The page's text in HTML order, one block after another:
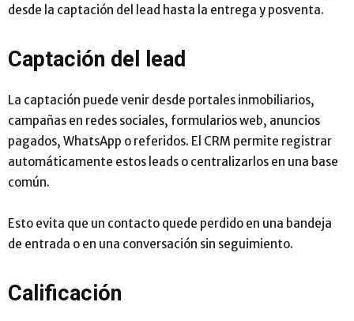
desde la captación del lead hasta la entrega y posventa.
Captación del lead
La captación puede venir desde portales inmobiliarios,
campañas en redes sociales, formularios web, anuncios
pagados, WhatsApp o referidos. El CRM permite registrar
automáticamente estos leads o centralizarlos en una base
común.
Esto evita que un contacto quede perdido en una bandeja
de entrada o en una conversación sin seguimiento.
Calificación